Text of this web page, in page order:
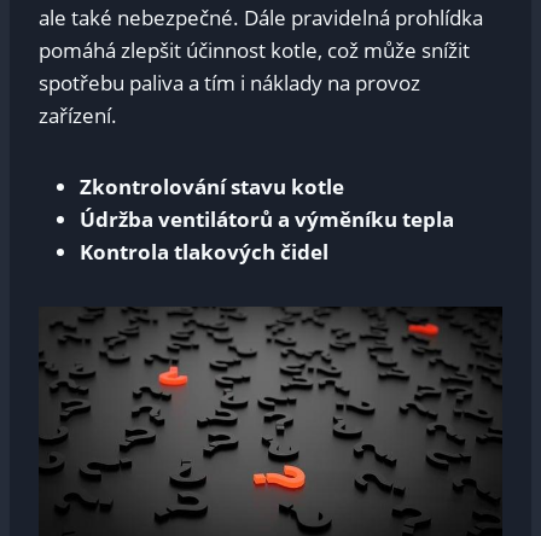
ale také nebezpečné. Dále pravidelná prohlídka
pomáhá zlepšit účinnost kotle, což může snížit
spotřebu paliva a tím i náklady na provoz
zařízení.
Zkontrolování stavu kotle
Údržba ventilátorů a výměníku tepla
Kontrola tlakových čidel